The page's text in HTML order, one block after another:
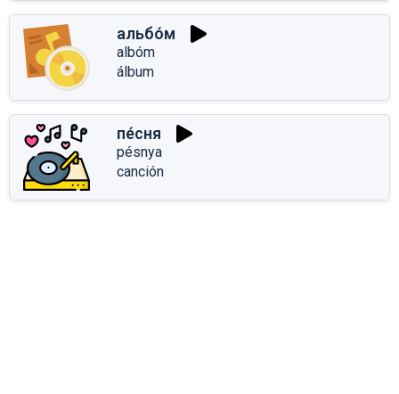
альбо́м
albóm
álbum
пе́сня
pésnya
canción